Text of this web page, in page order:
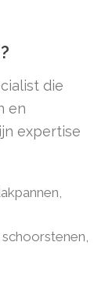
die
en
expertise